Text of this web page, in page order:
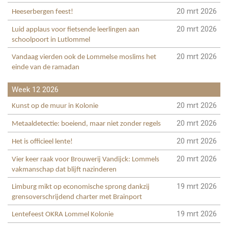
Heeserbergen feest! 20 mrt 2026
Luid applaus voor fietsende leerlingen aan
schoolpoort in Lutlommel
20 mrt 2026
Vandaag vierden ook de Lommelse moslims het
einde van de ramadan
20 mrt 2026
Week 12 2026
Kunst op de muur in Kolonie 20 mrt 2026
Metaaldetectie: boeiend, maar niet zonder regels 20 mrt 2026
Het is officieel lente! 20 mrt 2026
Vier keer raak voor Brouwerij Vandijck: Lommels
vakmanschap dat blijft nazinderen
20 mrt 2026
Limburg mikt op economische sprong dankzij
grensoverschrijdend charter met Brainport
19 mrt 2026
Lentefeest OKRA Lommel Kolonie 19 mrt 2026